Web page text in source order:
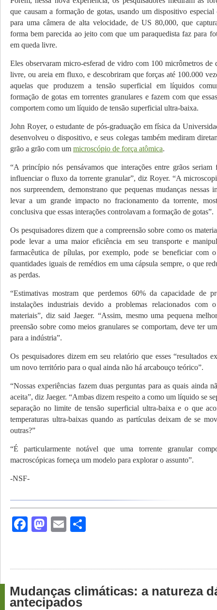
que causam a formação de gotas, usando um dispositivo
para uma câmera de alta velocidade, de US 80,000, que
forma bem parecida ao jeito com que um paraquedista faz para
em queda livre.
Eles observaram micro-esferad de vidro com 100 micrômetros de
livre, ou areia em fluxo, e descobriram que forças até 100.000
aquelas que produzem a tensão superficial em líquidos
formação de gotas em torrentes granulares e fazem com que
comportem como um líquido de tensão superficial ultra-baixa.
John Royer, o estudante de pós-graduação em física da
desenvolveu o dispositivo, e seus colegas também mediram
grão a grão com um microscópio de força atômica.
“A princípio nós pensávamos que interações entre grãos seriam
influenciar o fluxo da torrente granular”, diz Royer. “A
nos surpreendem, demonstrano que pequenas mudanças nessas
levar a um grande impacto no fracionamento da torrente,
conclusiva que essas interações controlavam a formação de gotas”.
Os pesquisadores dizem que a compreensão sobre como os
pode levar a uma maior eficiência em seu transporte e
farmacêutica de pílulas, por exemplo, pode se beneficiar com
quantidades iguais de remédios em uma cápsula sempre, o que
as perdas.
“Estimativas mostram que perdemos 60% da capacidade de
instalações industriais devido a problemas relacionados com o
materiais”, diz said Jaeger. “Assim, mesmo uma pequena
preensão sobre como meios granulares se comportam, deve ter
para a indústria”.
Os pesquisadores dizem em seu relatório que esses “resultados
um novo território para o qual ainda não há arcabouço teórico”.
“Nossas experiências fazem duas perguntas para as quais ainda
aceita”, diz Jaeger. “Ambas dizem respeito a como um líquido se
separação no limite de tensão superficial ultra-baixa e o que
temperaturas ultra-baixas quando as partículas deixam de se
outras?”
“É particularmente notável que uma torrente granular
macroscópicas forneça um modelo para explorar o assunto”.
-NSF-
Facebook
Mastodon
Email
Mudanças climáticas: a natureza
antecipados